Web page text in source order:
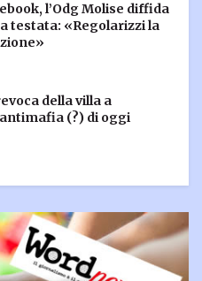
l’Odg Molise diffida
testata: «Regolarizzi la
della villa a
(?) di oggi